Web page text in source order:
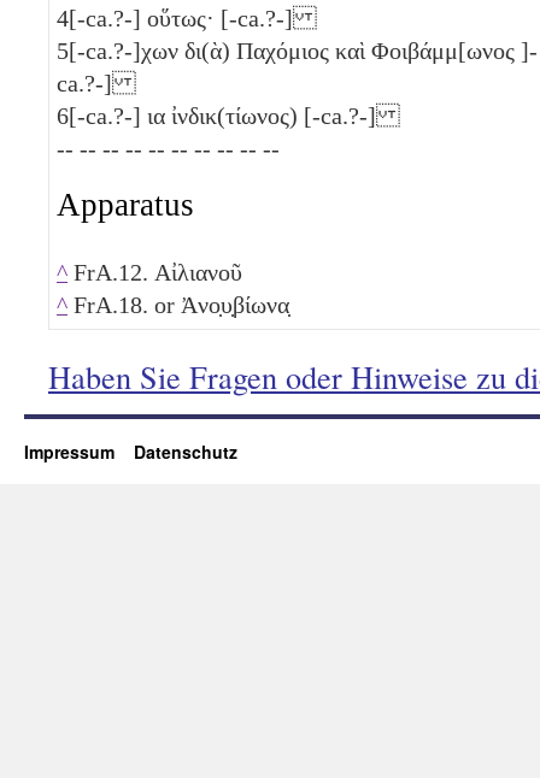
4[-ca.?-] οὕτως· [-ca.?-]
5[-ca.?-]χων δι(ὰ) Παχόμιος καὶ Φοιβάμμ[ωνος ]-
ca.?-]
6[-ca.?-] ια ἰνδικ(τίωνος) [-ca.?-]
-- -- -- -- -- -- -- -- -- --
Apparatus
^ FrA.12. Αἰλιανοῦ
^ FrA.18. or Ἀνο̣υ̣βίωνα̣
Haben Sie Fragen oder Hinweise zu
Impressum Datenschutz